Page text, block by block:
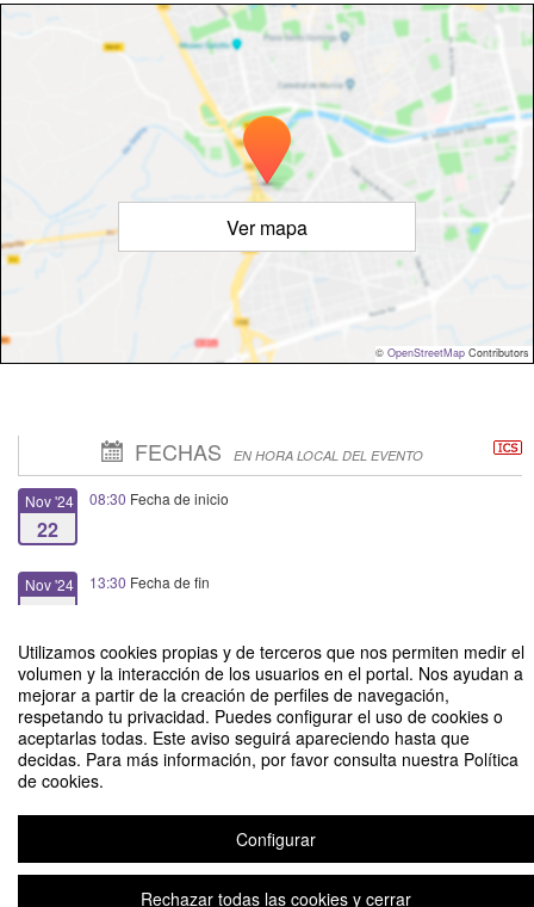
Utilizamos cookies propias y de terceros que nos permiten medir el
volumen y la interacción de los usuarios en el portal. Nos ayudan a
mejorar a partir de la creación de perfiles de navegación,
respetando tu privacidad. Puedes configurar el uso de cookies o
aceptarlas todas. Este aviso seguirá apareciendo hasta que
decidas. Para más información, por favor consulta nuestra Política
de cookies.
Configurar
Rechazar todas las cookies y cerrar
Ver mapa
© OpenStreetMap Contributors
FECHAS EN HORA LOCAL DEL EVENTO
Nov '24
22
08:30 Fecha de inicio
Nov '24 13:30 Fecha de fin
Seminario: El Arte como estrategia de promoción de salud en modelo de
salud familiar y comunitario
Aviso legal|Contacto
Plataforma de organización de eventos Symposium
Copyright © 2026